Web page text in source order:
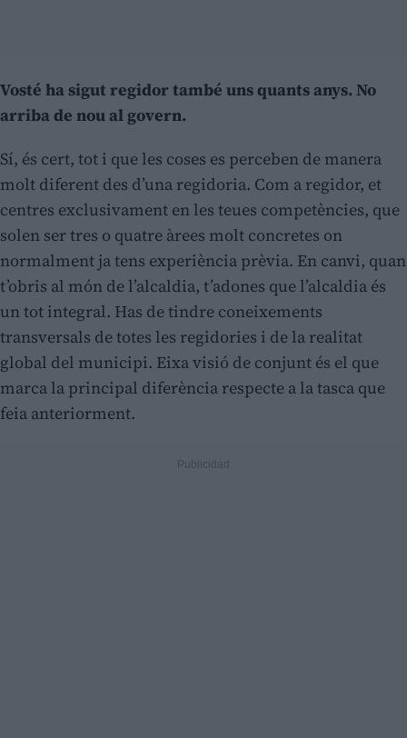
Vosté ha sigut regidor també uns quants anys. No
arriba de nou al govern.
Sí, és cert, tot i que les coses es perceben de manera
molt diferent des d’una regidoria. Com a regidor, et
centres exclusivament en les teues competències, que
solen ser tres o quatre àrees molt concretes on
normalment ja tens experiència prèvia. En canvi, quan
t’obris al món de l’alcaldia, t’adones que l’alcaldia és
un tot integral. Has de tindre coneixements
transversals de totes les regidories i de la realitat
global del municipi. Eixa visió de conjunt és el que
marca la principal diferència respecte a la tasca que
feia anteriorment.